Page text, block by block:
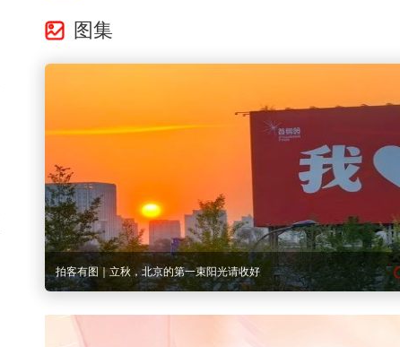
图集
多图记录｜从北京亦庄到内蒙古巴林右旗，文艺